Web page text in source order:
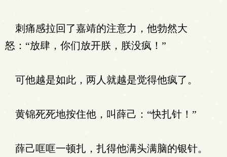
刺痛感拉回了嘉靖的注意力，他勃然大
怒：“放肆，你们放开朕，朕没疯！”
可他越是如此，两人就越是觉得他疯了。
黄锦死死地按住他，叫薛己：“快扎针！”
薛己哐哐一顿扎，扎得他满头满脑的银针。